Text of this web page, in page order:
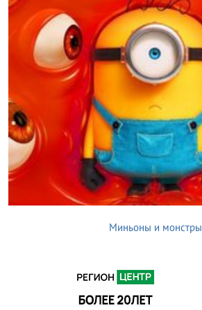
Миньоны и монстры